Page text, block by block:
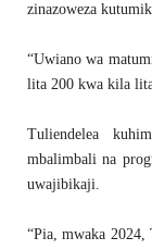
zinazoweza
“Uwiano wa
lita 200 kwa kila
Tuliendelea
mbalimbali na
uwajibikaji.
“Pia, mwaka